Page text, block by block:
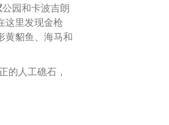
公园和卡波吉朗
这里发现金枪
黄貂鱼、海马和
的人工礁石，